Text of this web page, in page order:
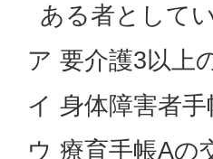
ある者として
ア 要介護3以上
イ 身体障害者
ウ 療育手帳Aの